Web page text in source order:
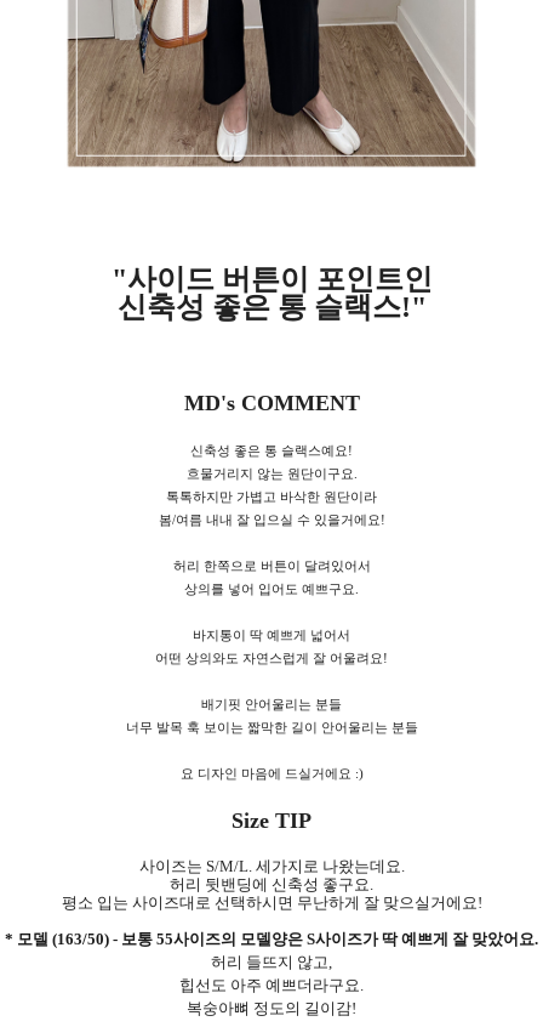
"사이드 버튼이 포인트인
신축성 좋은 통 슬랙스!"
MD's COMMENT
신축성 좋은 통 슬랙스예요!
흐물거리지 않는 원단이구요.
톡톡하지만 가볍고 바삭한 원단이라
봄/여름 내내 잘 입으실 수 있을거에요!
허리 한쪽으로 버튼이 달려있어서
상의를 넣어 입어도 예쁘구요.
바지통이 딱 예쁘게 넓어서
어떤 상의와도 자연스럽게 잘 어울려요!
배기핏 안어울리는 분들
너무 발목 훅 보이는 짧막한 길이 안어울리는 분들
요 디자인 마음에 드실거에요 :)
Size TIP
사이즈는 S/M/L. 세가지로 나왔는데요.
허리 뒷밴딩에 신축성 좋구요.
평소 입는 사이즈대로 선택하시면 무난하게 잘 맞으실거에요!
* 모델 (163/50) - 보통 55사이즈의 모델양은 S사이즈가 딱 예쁘게 잘 맞았어요.
허리 들뜨지 않고,
힙선도 아주 예쁘더라구요.
복숭아뼈 정도의 길이감!